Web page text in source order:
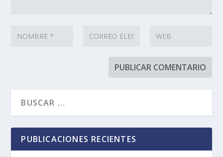
PUBLICACIONES RECIENTES